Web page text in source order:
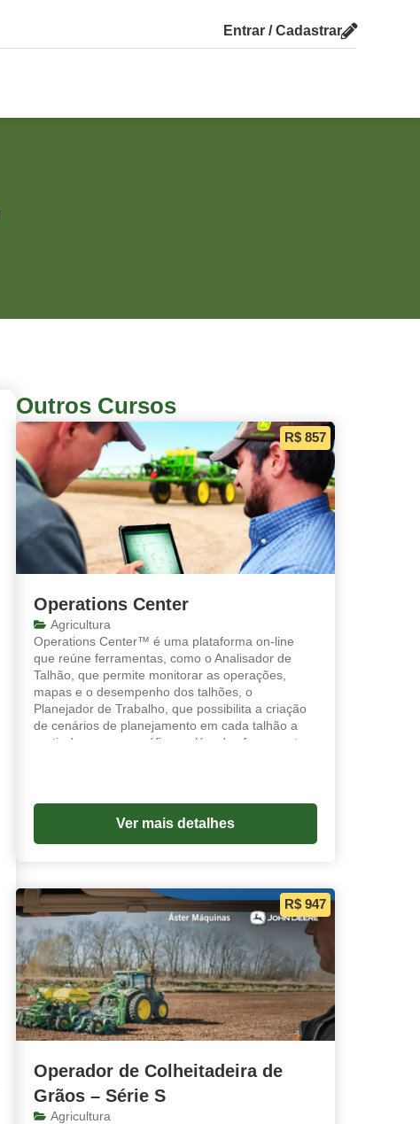
Entrar / Cadastrar
Outros Cursos
R$ 857
Operations Center
Agricultura
Operations Center™ é uma plataforma on-line
que reúne ferramentas, como o Analisador de
Talhão, que permite monitorar as operações,
mapas e o desempenho dos talhões, o
Planejador de Trabalho, que possibilita a criação
de cenários de planejamento em cada talhão a
partir de mapas e gráficos, além das ferramentas,
Ver mais detalhes
R$ 947
Operador de Colheitadeira de
Grãos – Série S
Agricultura